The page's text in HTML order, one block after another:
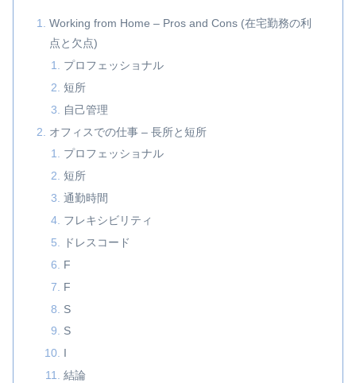
Working from Home – Pros and Cons (在宅勤務の利
点と欠点)
プロフェッショナル
短所
自己管理
オフィスでの仕事 – 長所と短所
プロフェッショナル
短所
通勤時間
フレキシビリティ
ドレスコード
F
F
S
S
I
結論